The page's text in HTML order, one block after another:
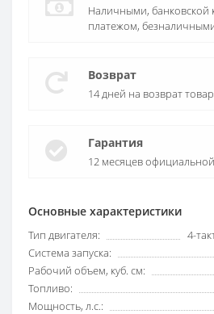
Основные характеристики
Тип двигателя:
4-
Система запуска:
Рабочий объем, куб. см:
Топливо:
Мощность, л.с.:
Наличными,
платежом,
Возврат
14 дней на возврат
Гарантия
12 месяцев